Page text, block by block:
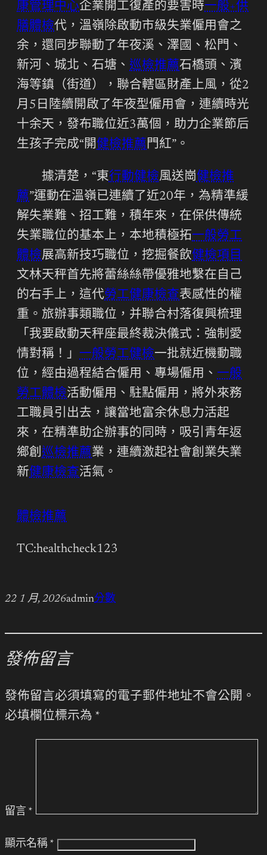
康管理中心企業開工復產的要害時一般+供
膳體檢代，溫嶺除啟動市級失業僱用會之
余，還同步聯動了年夜溪、澤國、松門、
新河、城北、石塘、 巡檢推薦石橋頭、濱
海等鎮（街道），聯合轄區財產上風，從2
月5日陸續開啟了年夜型僱用會，連續時光
十余天，發布職位近3萬個，助力企業節后
生孩子完成“開健檢推薦 門紅”。
據清楚，“東行動健檢風送崗健檢推
薦”運動在溫嶺已連續了近20年，為精準緩
解失業難、招工難，積年來，在保供傳統
失業職位的基本上，本地積極拓一般勞工
體檢展高新技巧職位，挖掘餐飲健檢項目
文林天秤首先將蕾絲絲帶優雅地繫在自己
的右手上，這代勞工健康檢查表感性的權
重。旅辦事類職位，并聯合村落復興梳理
「我要啟動天秤座最終裁決儀式：強制愛
情對稱！」 一般勞工健檢一批就近機動職
位，經由過程結合僱用、專場僱用、 一般
勞工體檢活動僱用、駐點僱用，將外來務
工職員引出去，讓當地富余休息力活起
來，在精準助企辦事的同時，吸引青年返
鄉創巡檢推薦業，連續激起社會創業失業
新健康檢查活氣。
體檢推薦
TC:healthcheck123
22 1 月, 2026admin分數
發佈留言
發佈留言必須填寫的電子郵件地址不會公開。
必填欄位標示為 *
留言 *
顯示名稱 *